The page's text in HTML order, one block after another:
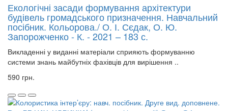
Екологічні засади формування архітектури
будівель громадського призначення. Навчальний
посібник. Кольорова./ О. І. Сєдак, О. Ю.
Запорожченко - К. - 2021 – 183 с.
Викладенні у виданні матеріали сприяють формуванню
системи знань майбутніх фахівців для вирішення ..
590 грн.